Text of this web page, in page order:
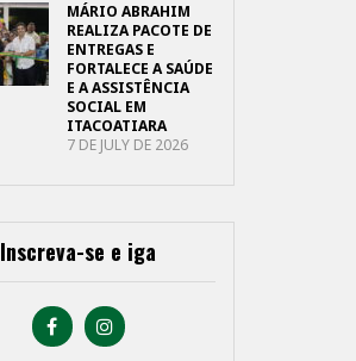
MÁRIO ABRAHIM
REALIZA PACOTE DE
ENTREGAS E
FORTALECE A SAÚDE
E A ASSISTÊNCIA
SOCIAL EM
ITACOATIARA
7 DE JULY DE 2026
Inscreva-se e iga